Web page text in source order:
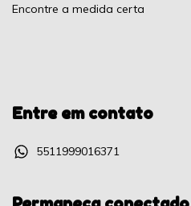
Encontre a medida certa
Entre em contato
5511999016371